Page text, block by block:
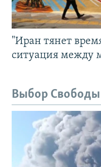
"Иран тянет
ситуация между
Выбор Свободы